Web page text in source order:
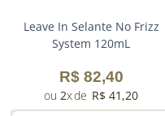
Leave In Selante No Frizz
System 120mL
R$ 82,40
2 R$ 41 ,20